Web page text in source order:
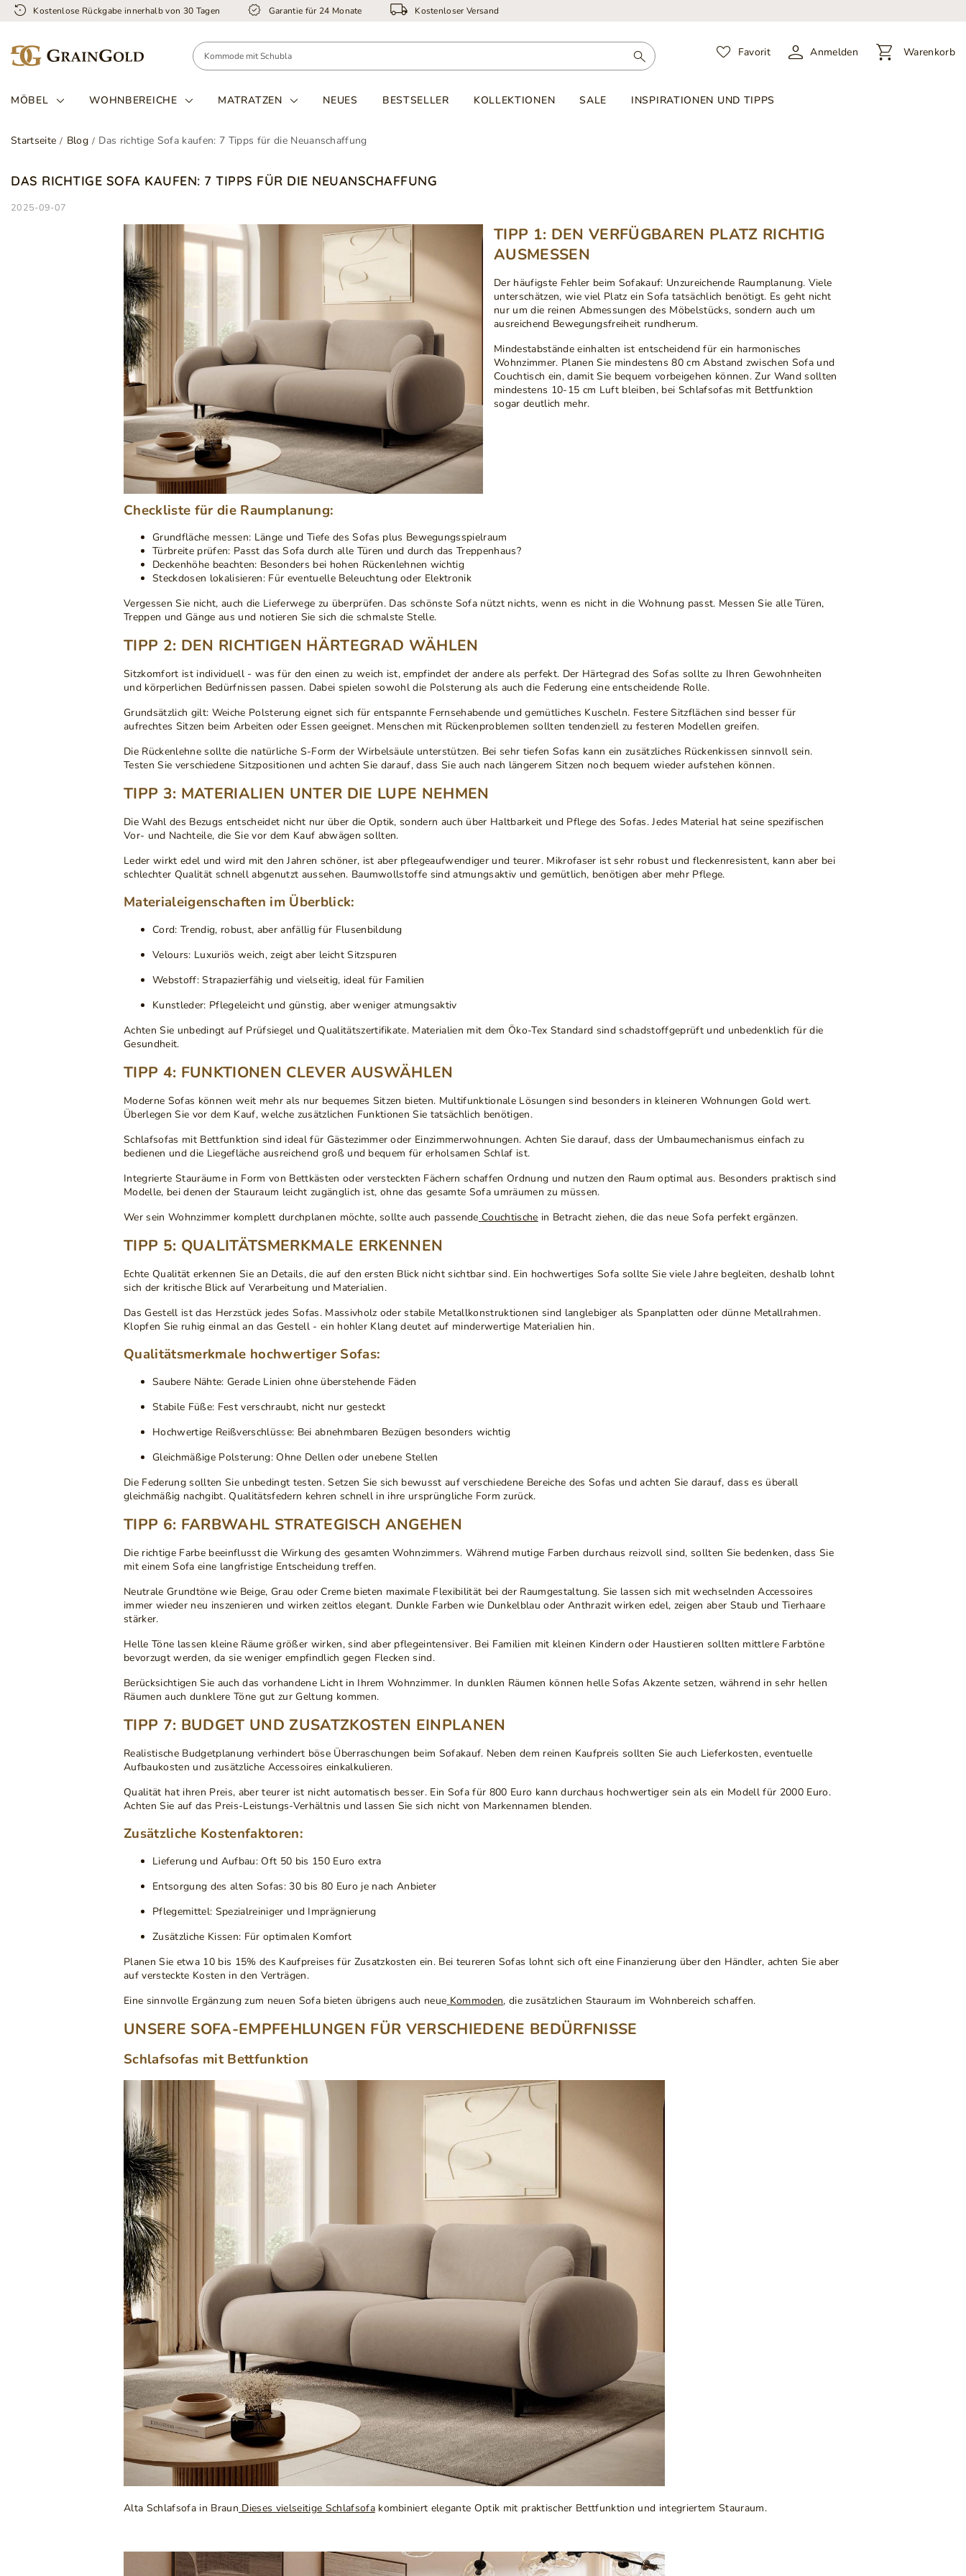
Kostenlose Rückgabe innerhalb von 30 Tagen Garantie für 24 Monate Kostenloser Versand
Favorit Anmelden Warenkorb
MÖBEL WOHNBEREICHE MATRATZEN NEUES BESTSELLER KOLLEKTIONEN SALE INSPIRATIONEN UND TIPPS
Startseite Blog Das richtige Sofa kaufen: 7 Tipps für die Neuanschaffung
DAS RICHTIGE SOFA KAUFEN: 7 TIPPS FÜR DIE NEUANSCHAFFUNG
2025-09-07
TIPP 1: DEN VERFÜGBAREN PLATZ RICHTIG
AUSMESSEN
Der häufigste Fehler beim Sofakauf: Unzureichende Raumplanung. Viele
unterschätzen, wie viel Platz ein Sofa tatsächlich benötigt. Es geht nicht
nur um die reinen Abmessungen des Möbelstücks, sondern auch um
ausreichend Bewegungsfreiheit rundherum.
Mindestabstände einhalten ist entscheidend für ein harmonisches
Wohnzimmer. Planen Sie mindestens 80 cm Abstand zwischen Sofa und
Couchtisch ein, damit Sie bequem vorbeigehen können. Zur Wand sollten
mindestens 10-15 cm Luft bleiben, bei Schlafsofas mit Bettfunktion
sogar deutlich mehr.
Checkliste für die Raumplanung:
Grundfläche messen: Länge und Tiefe des Sofas plus Bewegungsspielraum
Türbreite prüfen: Passt das Sofa durch alle Türen und durch das Treppenhaus?
Deckenhöhe beachten: Besonders bei hohen Rückenlehnen wichtig
Steckdosen lokalisieren: Für eventuelle Beleuchtung oder Elektronik
Vergessen Sie nicht, auch die Lieferwege zu überprüfen. Das schönste Sofa nützt nichts, wenn es nicht in die Wohnung passt. Messen Sie alle Türen,
Treppen und Gänge aus und notieren Sie sich die schmalste Stelle.
TIPP 2: DEN RICHTIGEN HÄRTEGRAD WÄHLEN
Sitzkomfort ist individuell- was für den einen zu weich ist, empfindet der andere als perfekt. Der Härtegrad des Sofas sollte zu Ihren Gewohnheiten
und körperlichen Bedürfnissen passen. Dabei spielen sowohl die Polsterung als auch die Federung eine entscheidende Rolle.
Grundsätzlich gilt: Weiche Polsterung eignet sich für entspannte Fernsehabende und gemütliches Kuscheln. Festere Sitzflächen sind besser für
aufrechtes Sitzen beim Arbeiten oder Essen geeignet. Menschen mit Rückenproblemen sollten tendenziell zu festeren Modellen greifen.
Die Rückenlehne sollte die natürliche S-Form der Wirbelsäule unterstützen. Bei sehr tiefen Sofas kann ein zusätzliches Rückenkissen sinnvoll sein.
Testen Sie verschiedene Sitzpositionen und achten Sie darauf, dass Sie auch nach längerem Sitzen noch bequem wieder aufstehen können.
TIPP 3: MATERIALIEN UNTER DIE LUPE NEHMEN
Die Wahl des Bezugs entscheidet nicht nur über die Optik, sondern auch über Haltbarkeit und Pflege des Sofas. Jedes Material hat seine spezifischen
Vor- und Nachteile, die Sie vor dem Kauf abwägen sollten.
Leder wirkt edel und wird mit den Jahren schöner, ist aber pflegeaufwendiger und teurer. Mikrofaser ist sehr robust und fleckenresistent, kann aber bei
schlechter Qualität schnell abgenutzt aussehen. Baumwollstoffe sind atmungsaktiv und gemütlich, benötigen aber mehr Pflege.
Materialeigenschaften im Überblick:
Cord: Trendig, robust, aber anfällig für Flusenbildung
Velours: Luxuriös weich, zeigt aber leicht Sitzspuren
Webstoff: Strapazierfähig und vielseitig, ideal für Familien
Kunstleder: Pflegeleicht und günstig, aber weniger atmungsaktiv
Achten Sie unbedingt auf Prüfsiegel und Qualitätszertifikate. Materialien mit dem Öko-Tex Standard sind schadstoffgeprüft und unbedenklich für die
Gesundheit.
TIPP 4: FUNKTIONEN CLEVER AUSWÄHLEN
Moderne Sofas können weit mehr als nur bequemes Sitzen bieten. Multifunktionale Lösungen sind besonders in kleineren Wohnungen Gold wert.
Überlegen Sie vor dem Kauf, welche zusätzlichen Funktionen Sie tatsächlich benötigen.
Schlafsofas mit Bettfunktion sind ideal für Gästezimmer oder Einzimmerwohnungen. Achten Sie darauf, dass der Umbaumechanismus einfach zu
bedienen und die Liegefläche ausreichend groß und bequem für erholsamen Schlaf ist.
Integrierte Stauräumein Form von Bettkästen oder versteckten Fächern schaffen Ordnung und nutzen den Raum optimal aus. Besonders praktisch sind
Modelle, bei denen der Stauraum leicht zugänglich ist, ohne das gesamte Sofa umräumen zu müssen.
Wer sein Wohnzimmer komplett durchplanen möchte, sollte auch passende Couchtische in Betracht ziehen, die das neue Sofa perfekt ergänzen.
TIPP 5: QUALITÄTSMERKMALE ERKENNEN
Echte Qualität erkennen Sie an Details, die auf den ersten Blick nicht sichtbar sind. Ein hochwertiges Sofa sollte Sie viele Jahre begleiten, deshalb lohnt
sich der kritische Blick auf Verarbeitung und Materialien.
Das Gestell ist das Herzstück jedes Sofas. Massivholz oder stabile Metallkonstruktionen sind langlebiger als Spanplatten oder dünne Metallrahmen.
Klopfen Sie ruhig einmal an das Gestell - ein hohler Klang deutet auf minderwertige Materialien hin.
Qualitätsmerkmale hochwertiger Sofas:
Saubere Nähte: Gerade Linien ohne überstehende Fäden
Stabile Füße: Fest verschraubt, nicht nur gesteckt
Hochwertige Reißverschlüsse: Bei abnehmbaren Bezügen besonders wichtig
Gleichmäßige Polsterung: Ohne Dellen oder unebene Stellen
Die Federungsollten Sie unbedingt testen. Setzen Sie sich bewusst auf verschiedene Bereiche des Sofas und achten Sie darauf, dass es überall
gleichmäßig nachgibt. Qualitätsfedern kehren schnell in ihre ursprüngliche Form zurück.
TIPP 6: FARBWAHL STRATEGISCH ANGEHEN
Die richtige Farbebeeinflusst die Wirkung des gesamten Wohnzimmers. Während mutige Farben durchaus reizvoll sind, sollten Sie bedenken, dass Sie
mit einem Sofa eine langfristige Entscheidung treffen.
Neutrale Grundtönewie Beige, Grau oder Creme bieten maximale Flexibilität bei der Raumgestaltung. Sie lassen sich mit wechselnden Accessoires
immer wieder neu inszenieren und wirken zeitlos elegant. Dunkle Farben wie Dunkelblau oder Anthrazit wirken edel, zeigen aber Staub und Tierhaare
stärker.
Helle Töne lassen kleine Räume größer wirken, sind aber pflegeintensiver. Bei Familien mit kleinen Kindern oder Haustieren sollten mittlere Farbtöne
bevorzugt werden, da sie weniger empfindlich gegen Flecken sind.
Berücksichtigen Sie auch das vorhandene Lichtin Ihrem Wohnzimmer. In dunklen Räumen können helle Sofas Akzente setzen, während in sehr hellen
Räumen auch dunklere Töne gut zur Geltung kommen.
TIPP 7: BUDGET UND ZUSATZKOSTEN EINPLANEN
Realistische Budgetplanung verhindert böse Überraschungen beim Sofakauf. Neben dem reinen Kaufpreis sollten Sie auch Lieferkosten, eventuelle
Aufbaukosten und zusätzliche Accessoires einkalkulieren.
Qualität hat ihren Preis, aber teurer ist nicht automatisch besser. Ein Sofa für 800 Euro kann durchaus hochwertiger sein als ein Modell für 2000 Euro.
Achten Sie auf das Preis-Leistungs-Verhältnis und lassen Sie sich nicht von Markennamen blenden.
Zusätzliche Kostenfaktoren:
Lieferung und Aufbau: Oft 50 bis 150 Euro extra
Entsorgung des alten Sofas: 30 bis 80 Euro je nach Anbieter
Pflegemittel: Spezialreiniger und Imprägnierung
Zusätzliche Kissen: Für optimalen Komfort
Planen Sie etwa 10 bis 15% des Kaufpreises für Zusatzkosten ein. Bei teureren Sofas lohnt sich oft eine Finanzierung über den Händler, achten Sie aber
auf versteckte Kosten in den Verträgen.
Eine sinnvolle Ergänzung zum neuen Sofa bieten übrigens auch neue Kommoden, die zusätzlichen Stauraum im Wohnbereich schaffen.
UNSERE SOFA-EMPFEHLUNGEN FÜR VERSCHIEDENE BEDÜRFNISSE
Schlafsofas mit Bettfunktion
Alta Schlafsofa in Braun Dieses vielseitige Schlafsofakombiniert elegante Optik mit praktischer Bettfunktion und integriertem Stauraum.